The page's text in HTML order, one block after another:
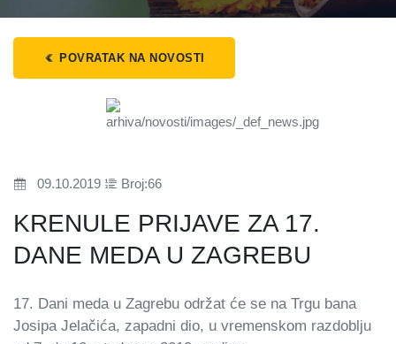
POVRATAK NA NOVOSTI
09.10.2019 Broj:66
KRENULE PRIJAVE ZA 17.
DANE MEDA U ZAGREBU
17. Dani meda u Zagrebu održat će se na Trgu bana
Josipa Jelačića, zapadni dio, u vremenskom razdoblju